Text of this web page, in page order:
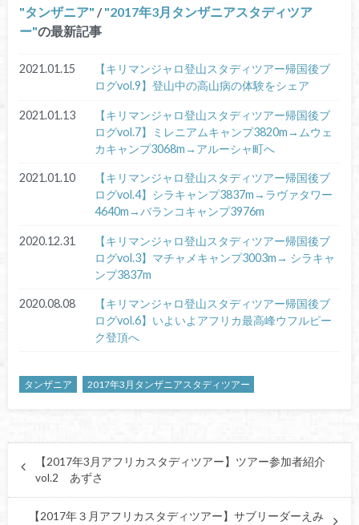
タンザニア / 2017年3月タンザニアスタディツア
ー の最新記事
2021.01.15
【キリマンジャロ登山スタディツアー帰国後ブ
ログvol.9】登山中の高山病の体験をシェア
2021.01.13
【キリマンジャロ登山スタディツアー帰国後ブ
ログvol.7】ミレニアムキャンプ3820m→ムウェ
カキャンプ3068m→アルーシャ町へ
2021.01.10
【キリマンジャロ登山スタディツアー帰国後ブ
ログvol.4】シラキャンプ3837m→ラヴァタワー
4640m→バランコキャンプ3976m
2020.12.31
【キリマンジャロ登山スタディツアー帰国後ブ
ログvol.3】マチャメキャンプ3003m→ シラキャ
ンプ3837m
2020.08.08
【キリマンジャロ登山スタディツアー帰国後ブ
ログvol.6】いよいよアフリカ最高峰ウフルピー
ク登頂へ
タンザニア 2017年3月タンザニアスタディツアー
【2017年3月アフリカスタディツアー】ツアー参加者紹介
vol.2 あずさ
【2017年３月アフリカスタディツアー】サブリーダーえみ